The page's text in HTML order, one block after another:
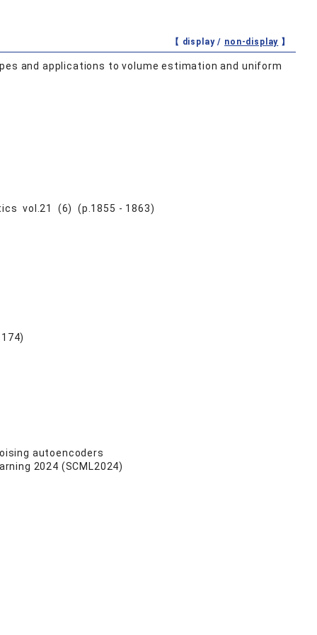
【 display / non-display 】
and applications to volume estimation and uniform
vol.21 (6) (p.1855 - 1863)
autoencoders
2024 (SCML2024)